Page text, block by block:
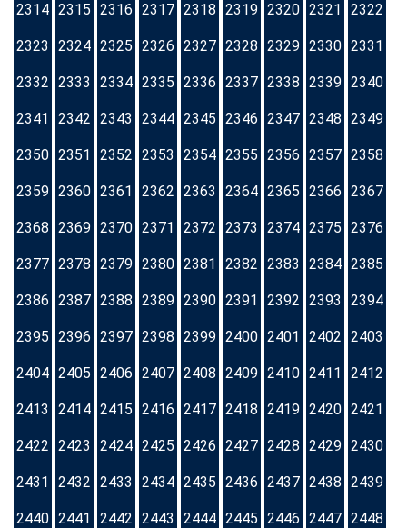
2314 2315 2316 2317 2318 2319 2320 2321 2322
2323 2324 2325 2326 2327 2328 2329 2330 2331
2332 2333 2334 2335 2336 2337 2338 2339 2340
2341 2342 2343 2344 2345 2346 2347 2348 2349
2350 2351 2352 2353 2354 2355 2356 2357 2358
2359 2360 2361 2362 2363 2364 2365 2366 2367
2368 2369 2370 2371 2372 2373 2374 2375 2376
2377 2378 2379 2380 2381 2382 2383 2384 2385
2386 2387 2388 2389 2390 2391 2392 2393 2394
2395 2396 2397 2398 2399 2400 2401 2402 2403
2404 2405 2406 2407 2408 2409 2410 2411 2412
2413 2414 2415 2416 2417 2418 2419 2420 2421
2422 2423 2424 2425 2426 2427 2428 2429 2430
2431 2432 2433 2434 2435 2436 2437 2438 2439
2440 2441 2442 2443 2444 2445 2446 2447 2448